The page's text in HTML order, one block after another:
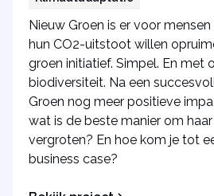
Nieuw Groen is er voor
hun CO2-uitstoot willen
groen initiatief. Simpel. En met
biodiversiteit. Na een
Groen nog meer positieve
wat is de beste manier om
vergroten? En hoe kom je tot
business case?